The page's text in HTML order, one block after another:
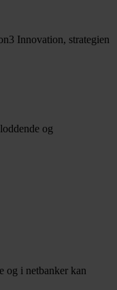
Innovation, strategien
og
og i netbanker kan